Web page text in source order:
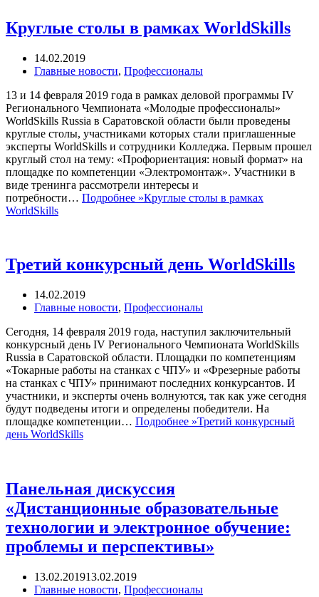
Круглые столы в рамках WorldSkills
14.02.2019
Главные новости, Профессионалы
13 и 14 февраля 2019 года в рамках деловой программы IV
Регионального Чемпионата «Молодые профессионалы»
WorldSkills Russia в Саратовской области были проведены
круглые столы, участниками которых стали приглашенные
эксперты WorldSkills и сотрудники Колледжа. Первым прошел
круглый стол на тему: «Профориентация: новый формат» на
площадке по компетенции «Электромонтаж». Участники в
виде тренинга рассмотрели интересы и
потребности… Подробнее »Круглые столы в рамках
WorldSkills
Третий конкурсный день WorldSkills
14.02.2019
Главные новости, Профессионалы
Сегодня, 14 февраля 2019 года, наступил заключительный
конкурсный день IV Регионального Чемпионата WorldSkills
Russia в Саратовской области. Площадки по компетенциям
«Токарные работы на станках с ЧПУ» и «Фрезерные работы
на станках с ЧПУ» принимают последних конкурсантов. И
участники, и эксперты очень волнуются, так как уже сегодня
будут подведены итоги и определены победители. На
площадке компетенции… Подробнее »Третий конкурсный
день WorldSkills
Панельная дискуссия
«Дистанционные образовательные
технологии и электронное обучение:
проблемы и перспективы»
13.02.201913.02.2019
Главные новости, Профессионалы